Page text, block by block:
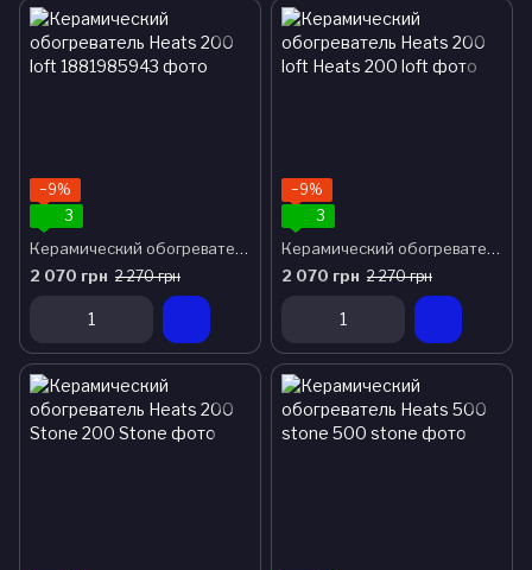
−9%
3
Керамический обогреватель Heats 200 loft
2 070 грн 2 270 грн
−9%
3
Керамический обогреватель Heats 200 loft
2 070 грн 2 270 грн